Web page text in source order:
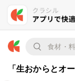
「生おからとオ